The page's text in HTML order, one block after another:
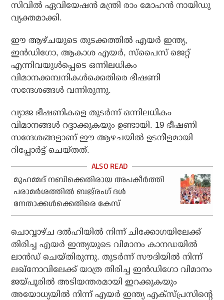
സിവില്‍ ഏവിയേഷന്‍ മന്ത്രി രാം മോഹന്‍ നായിഡു
വ്യക്തമാക്കി.
ഈ ആഴ്ചയുടെ തുടക്കത്തില്‍ എയര്‍ ഇന്ത്യ,
ഇന്‍ഡിഗോ, ആകാശ എയര്‍, സ്പൈസ് ജെറ്റ്
എന്നിവയുള്‍പ്പെടെ ഒന്നിലധികം
വിമാനക്കമ്പനികള്‍ക്കെതിരെ ഭീഷണി
സന്ദേശങ്ങള്‍ വന്നിരുന്നു.
വ്യാജ ഭീഷണികളെ തുടര്‍ന്ന് ഒന്നിലധികം
വിമാനങ്ങള്‍ റദ്ദാക്കുകയും ഉണ്ടായി. 19 ഭീഷണി
സന്ദേശങ്ങളാണ് ഈ ആഴചയിൽ ഉടനീളമായി
റിപ്പോർട്ട് ചെയ്തത്.
മുഹമ്മദ് നബിക്കെതിരായ അപകീര്‍ത്തി
പരാമര്‍ശത്തില്‍ ബജ്‌രംഗ് ദൾ
നേതാക്കള്‍ക്കെതിരെ കേസ്
ചൊവ്വാഴ്ച ദല്‍ഹിയില്‍ നിന്ന് ചിക്കോഗയിലേക്ക്
തിരിച്ച എയര്‍ ഇന്ത്യയുടെ വിമാനം കാനഡയില്‍
ലാന്‍ഡ് ചെയ്തിരുന്നു. തുടര്‍ന്ന് സൗദിയില്‍ നിന്ന്
ലഖ്നോവിലേക്ക് യാത്ര തിരിച്ച ഇന്‍ഡിഗോ വിമാനം
ജയ്പൂരില്‍ അടിയന്തരമായി ഇറക്കുകയും
അയോധ്യയില്‍ നിന്ന് എയര്‍ ഇന്ത്യ എക്‌സ്പ്രസിന്റെ